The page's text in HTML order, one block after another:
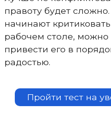
правоту будет
начинают
рабочем столе, можно
привести его в
радостью.
Пройти тест на